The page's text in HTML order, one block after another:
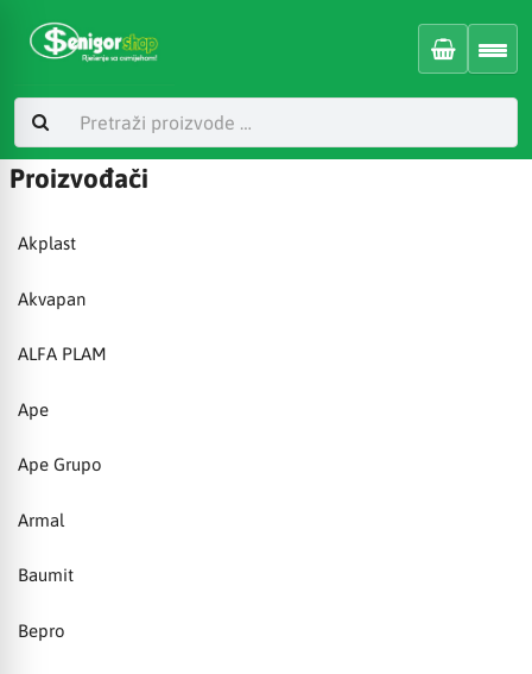
Proizvođači
Akplast
Akvapan
ALFA PLAM
Ape
Ape Grupo
Armal
Baumit
Bepro